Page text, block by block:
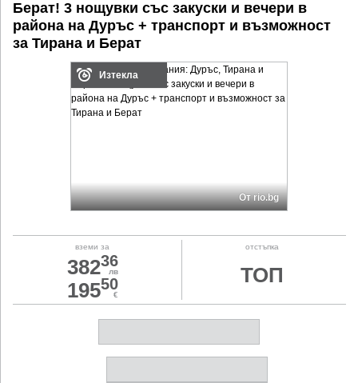
Берат! 3 нощувки със закуски и вечери в
района на Дуръс + транспорт и възможност
за Тирана и Берат
Изтекла
От rio.bg
вземи за
38236
лв
19550
€
отстъпка
ТОП